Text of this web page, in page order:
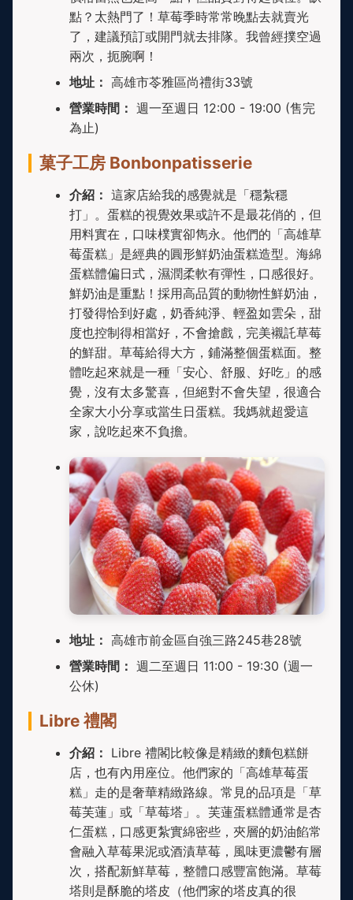
點？太熱門了！草莓季時常常晚點去就賣光
了，建議預訂或開門就去排隊。我曾經撲空過
兩次，扼腕啊！
地址： 高雄市苓雅區尚禮街33號
營業時間： 週一至週日 12:00 - 19:00 (售完
為止)
菓子工房 Bonbonpatisserie
介紹： 這家店給我的感覺就是「穩紮穩
打」。蛋糕的視覺效果或許不是最花俏的，但
用料實在，口味樸實卻雋永。他們的「高雄草
莓蛋糕」是經典的圓形鮮奶油蛋糕造型。海綿
蛋糕體偏日式，濕潤柔軟有彈性，口感很好。
鮮奶油是重點！採用高品質的動物性鮮奶油，
打發得恰到好處，奶香純淨、輕盈如雲朵，甜
度也控制得相當好，不會搶戲，完美襯託草莓
的鮮甜。草莓給得大方，鋪滿整個蛋糕面。整
體吃起來就是一種「安心、舒服、好吃」的感
覺，沒有太多驚喜，但絕對不會失望，很適合
全家大小分享或當生日蛋糕。我媽就超愛這
家，說吃起來不負擔。
地址： 高雄市前金區自強三路245巷28號
營業時間： 週二至週日 11:00 - 19:30 (週一
公休)
Libre 禮閣
介紹： Libre 禮閣比較像是精緻的麵包糕餅
店，也有內用座位。他們家的「高雄草莓蛋
糕」走的是奢華精緻路線。常見的品項是「草
莓芙蓮」或「草莓塔」。芙蓮蛋糕體通常是杏
仁蛋糕，口感更紮實綿密些，夾層的奶油餡常
會融入草莓果泥或酒漬草莓，風味更濃鬱有層
次，搭配新鮮草莓，整體口感豐富飽滿。草莓
塔則是酥脆的塔皮（他們家的塔皮真的很